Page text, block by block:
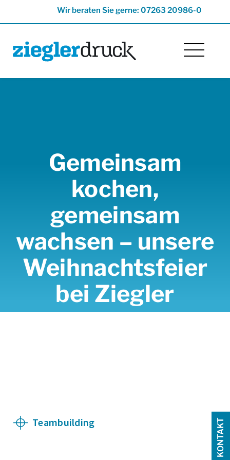
KONTAKT
Wir beraten Sie gerne: 07263 20986-0
Gemeinsam
kochen,
gemeinsam
wachsen – unsere
Weihnachtsfeier
bei Ziegler
Teambuilding